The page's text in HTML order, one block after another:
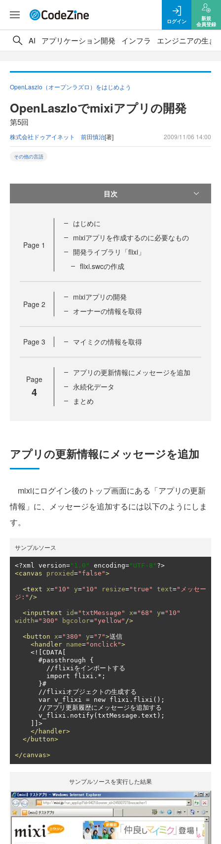
ログイン
新規
会員登録
AI アプリケーション開発 インフラ エンジニアの生き
OpenLaszlo（オープンラズロ）をはじめよう
OpenLaszloでmixiアプリの開発
第5回
株式会社ドゥアイネット 前田慎治[著] 2009/11/06 14:00
その他の言語
目次
Page 1
はじめに
mixiアプリを作成するのに必要なもの
開発ライブラリ「flixi」
flixi.swcの作成
Page 2
mixiアプリの開発
オーナーの情報を取得
Page 3 マイミクの情報を取得
Page
4
アプリの更新情報にメッセージを追加
永続化データ
まとめ
アプリの更新情報にメッセージを追加
mixiにログイン後のトップ画面にある「アプリの更新
情報」に、メッセージを追加するには以下のようにしま
す。
サンプルソース
<?xml version="1.0" encoding="UTF-8" ?>
<canvas
proxied="false">
<text x="10" y="10" resize="true" text="メッセー
ジ:" />
<inputtext id="txtMessage" x="68" y="10"
width="300" bgcolor="yellow" />
<button x="380" y="7">送信
<handler name="onclick">
</handler>
</button>
</canvas>
サンプルソースを実行した結果